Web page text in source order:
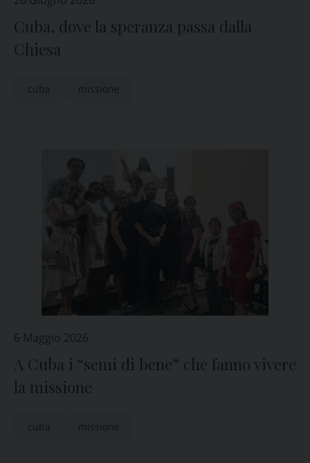
Cuba, dove la speranza passa dalla
Chiesa
cuba missione
6 Maggio 2026
A Cuba i “semi di bene” che fanno vivere
la missione
cuba missione